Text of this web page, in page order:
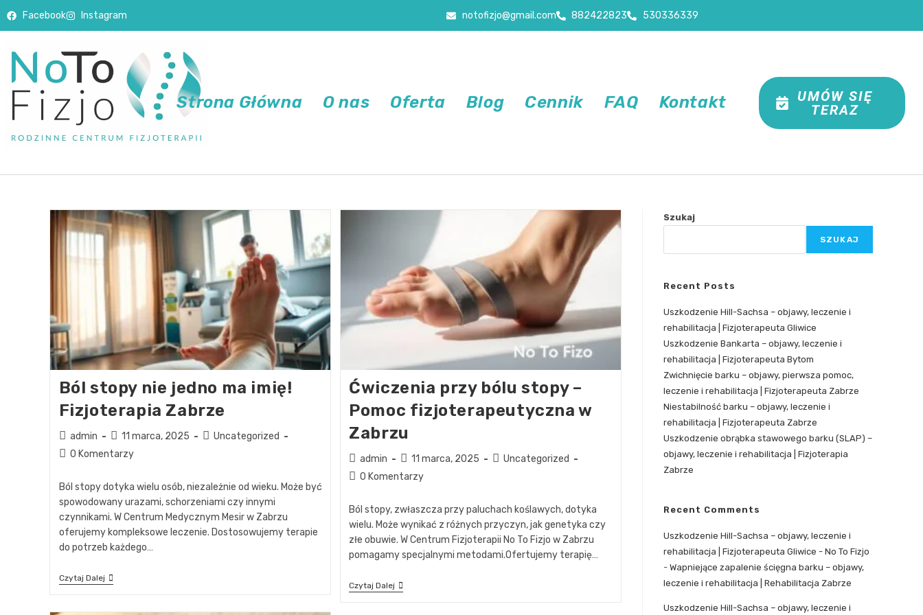
Facebook Instagram notofizjo@gmail.com 882422823 530336339
Strona Główna O nas Oferta Blog Cennik FAQ Kontakt
UMÓW SIĘ
TERAZ
Ból stopy nie jedno ma imię!
Fizjoterapia Zabrze
admin 11 marca, 2025
Uncategorized
0 Komentarzy
Ból stopy dotyka wielu osób, niezależnie od wieku. Może być
spowodowany urazami, schorzeniami czy innymi
czynnikami. W Centrum Medycznym Mesir w Zabrzu
oferujemy kompleksowe leczenie. Dostosowujemy terapie
do potrzeb każdego…
Czytaj Dalej
Ćwiczenia przy bólu stopy –
Pomoc fizjoterapeutyczna w
Zabrzu
admin 11 marca, 2025
Uncategorized
0 Komentarzy
Ból stopy, zwłaszcza przy paluchach koślawych, dotyka
wielu. Może wynikać z różnych przyczyn, jak genetyka czy
złe obuwie. W Centrum Fizjoterapii No To Fizjo w Zabrzu
pomagamy specjalnymi metodami.Ofertujemy terapię…
Czytaj Dalej
Szukaj
SZUKAJ
Recent Posts
Uszkodzenie Hill-Sachsa – objawy, leczenie i
rehabilitacja | Fizjoterapeuta Gliwice
Uszkodzenie Bankarta – objawy, leczenie i
rehabilitacja | Fizjoterapeuta Bytom
Zwichnięcie barku – objawy, pierwsza pomoc,
leczenie i rehabilitacja | Fizjoterapeuta Zabrze
Niestabilność barku – objawy, leczenie i
rehabilitacja | Fizjoterapeuta Zabrze
Uszkodzenie obrąbka stawowego barku (SLAP) –
objawy, leczenie i rehabilitacja | Fizjoterapia
Zabrze
Recent Comments
Uszkodzenie Hill-Sachsa – objawy, leczenie i
rehabilitacja | Fizjoterapeuta Gliwice - No To Fizjo
- Wapniejące zapalenie ścięgna barku – objawy,
leczenie i rehabilitacja | Rehabilitacja Zabrze
Uszkodzenie Hill-Sachsa – objawy, leczenie i